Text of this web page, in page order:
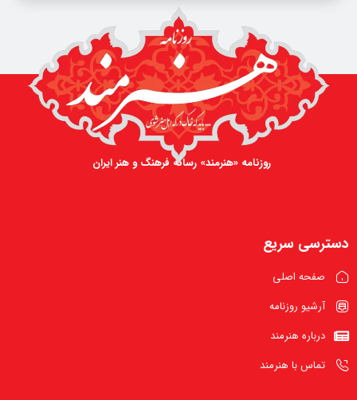
روزنامه «هنرمند» رسانه فرهنگ و هنر ایران
دسترسی سریع
صفحه اصلی
آرشیو روزنامه
درباره هنرمند
تماس با هنرمند